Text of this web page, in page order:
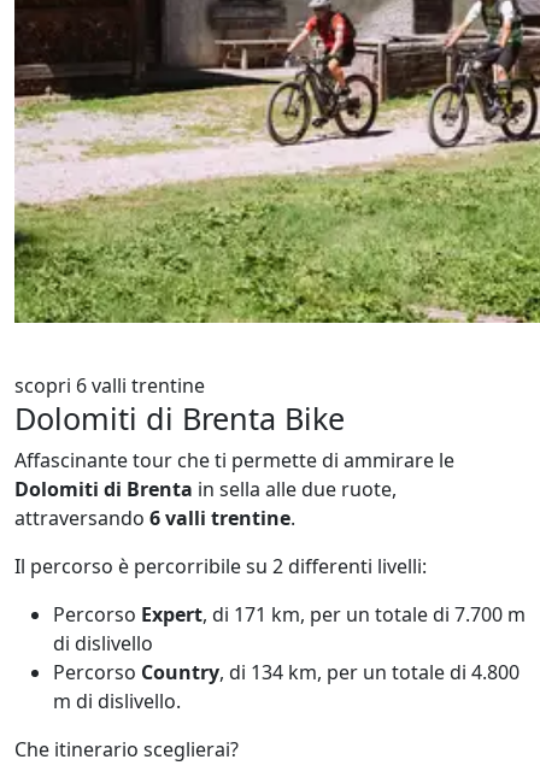
scopri 6 valli trentine
Dolomiti di Brenta Bike
Affascinante tour che ti permette di ammirare le
Dolomiti di Brenta in sella alle due ruote,
attraversando 6 valli trentine.
Il percorso è percorribile su 2 differenti livelli:
Percorso Expert, di 171 km, per un totale di 7.700 m
di dislivello
Percorso Country, di 134 km, per un totale di 4.800
m di dislivello.
Che itinerario sceglierai?